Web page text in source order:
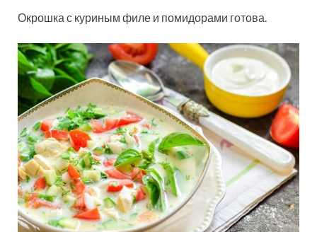
Окрошка с куриным филе и помидорами готова.